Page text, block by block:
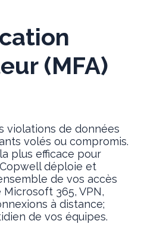
(MFA)
violations de données
volés ou compromis.
plus efficace pour
déploie et
de vos accès
365, VPN,
à distance;
de vos équipes.